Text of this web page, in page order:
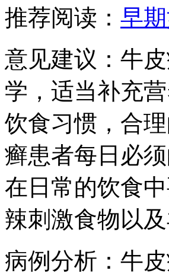
推荐阅读： 早
意见建议：牛
学，适当补充
饮食习惯，合
癣患者每日必
在日常的饮食
辣刺激食物以
病例分析：牛